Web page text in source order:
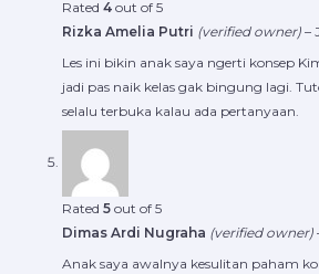
Rated 4 out of 5
Rizka Amelia Putri (verified owner) –
Les ini bikin anak saya ngerti konsep
jadi pas naik kelas gak bingung lagi.
selalu terbuka kalau ada pertanyaan.
Rated 5 out of 5
Dimas Ardi Nugraha (verified owner)
Anak saya awalnya kesulitan paham